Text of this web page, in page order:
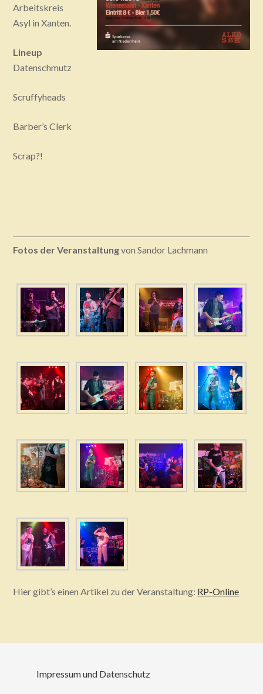
Arbeitskreis
Asyl in Xanten.
Lineup
Datenschmutz
Scruffyheads
Barber’s Clerk
Scrap?!
Fotos der Veranstaltungvon Sandor Lachmann
Hier gibt’s einen Artikel zu der Veranstaltung: RP-Online
Impressum und Datenschutz